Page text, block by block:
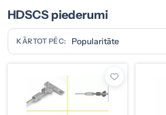
HDSCS piederumi
KĀRTOT PĒC: